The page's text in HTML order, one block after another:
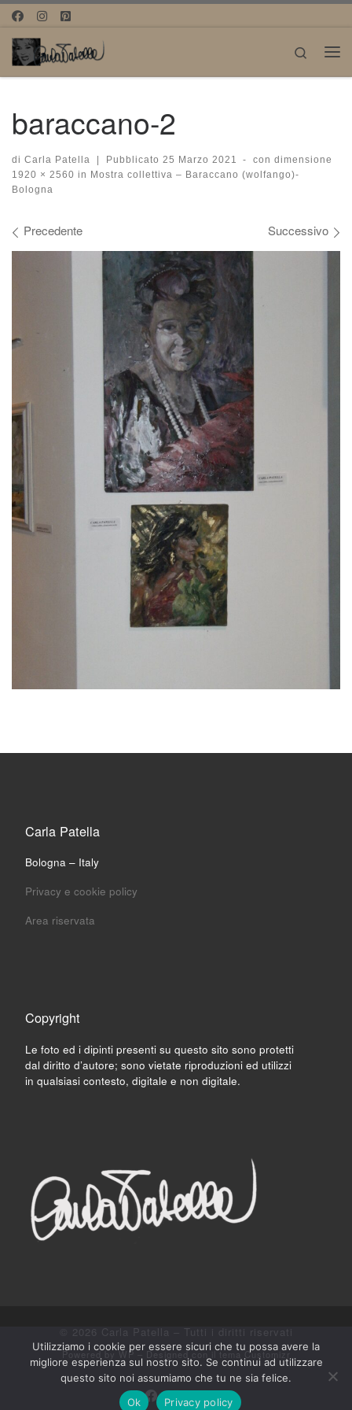
Passa al contenuto
Search
baraccano-2
di Carla Patella Pubblicato 25 Marzo 2021 -
con dimensione
1920 × 2560 in Mostra collettiva – Baraccano (wolfango)-
Bologna
Navigazione immagini
Precedente Successivo
Carla Patella
Bologna – Italy
Privacy e cookie policy
Area riservata
Copyright
Le foto ed i dipinti presenti su questo sito sono protetti
dal diritto d’autore; sono vietate riproduzioni ed utilizzi
in qualsiasi contesto, digitale e non digitale.
© 2026 Carla Patella – Tutti i diritti riservati
Powered byWP– Designed con iltema Customizr
Utilizziamo i cookie per essere sicuri che tu possa avere la
migliore esperienza sul nostro sito. Se continui ad utilizzare
questo sito noi assumiamo che tu ne sia felice.
Ok
Privacy policy